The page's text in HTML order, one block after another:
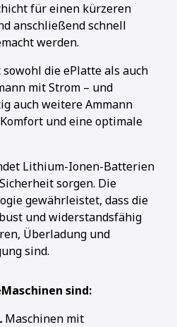
für einen kürzeren
anschließend schnell
werden.
die ePlatte als auch
mit Strom – und
auch weitere Ammann
und eine optimale
Lithium-Ionen-Batterien
sorgen. Die
gewährleistet, dass die
und widerstandsfähig
Überladung und
sind.
sind:
Maschinen mit